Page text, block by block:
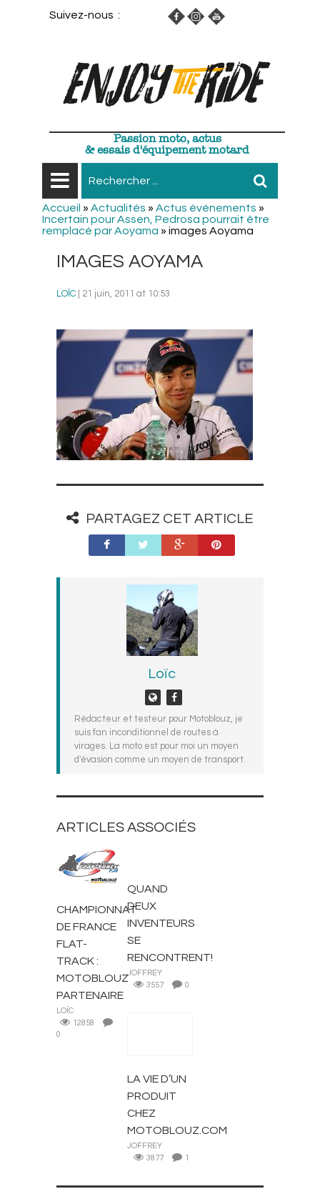
Suivez-nous :
Passion moto, actus
& essais d'équipement motard
Accueil » Actualités » Actus événements »
Incertain pour Assen, Pedrosa pourrait être
remplacé par Aoyama » images Aoyama
IMAGES AOYAMA
LOÏC | 21 juin, 2011 at 10:53
PARTAGEZ CET ARTICLE
Loïc
Rédacteur et testeur pour Motoblouz, je
suis fan inconditionnel de routes à
virages. La moto est pour moi un moyen
d'évasion comme un moyen de transport.
ARTICLES ASSOCIÉS
ACTUALITÉS
CHAMPIONNAT
DE FRANCE
FLAT-
TRACK :
MOTOBLOUZ
PARTENAIRE
LOÏC
12858
0
QUAND
DEUX
INVENTEURS
SE
RENCONTRENT!
JOFFREY
3557
0
LA VIE D’UN
PRODUIT
CHEZ
MOTOBLOUZ.COM
JOFFREY
3877
1